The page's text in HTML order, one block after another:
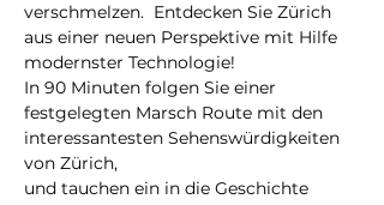
verschmelzen.  Entdecken Sie Zürich
aus einer neuen Perspektive mit Hilfe
modernster Technologie!
In 90 Minuten folgen Sie einer
festgelegten Marsch Route mit den
interessantesten Sehenswürdigkeiten
von Zürich,
und tauchen ein in die Geschichte